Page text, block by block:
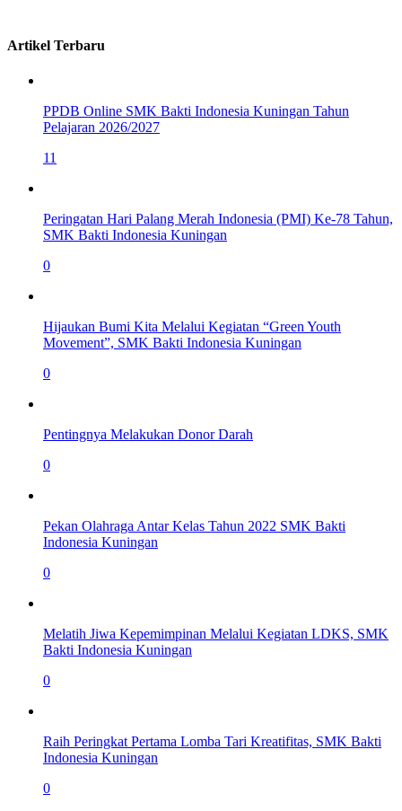
Artikel Terbaru
PPDB Online SMK Bakti Indonesia Kuningan Tahun
Pelajaran 2026/2027
11
Peringatan Hari Palang Merah Indonesia (PMI) Ke-78 Tahun,
SMK Bakti Indonesia Kuningan
0
Hijaukan Bumi Kita Melalui Kegiatan “Green Youth
Movement”, SMK Bakti Indonesia Kuningan
0
Pentingnya Melakukan Donor Darah
0
Pekan Olahraga Antar Kelas Tahun 2022 SMK Bakti
Indonesia Kuningan
0
Melatih Jiwa Kepemimpinan Melalui Kegiatan LDKS, SMK
Bakti Indonesia Kuningan
0
Raih Peringkat Pertama Lomba Tari Kreatifitas, SMK Bakti
Indonesia Kuningan
0